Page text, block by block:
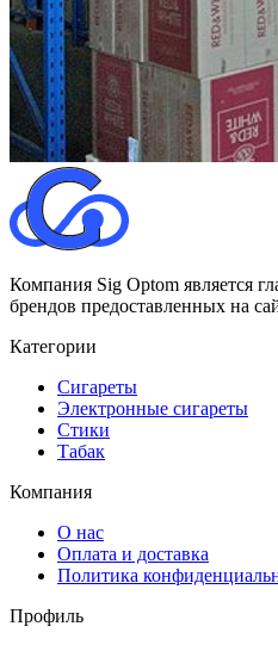
Компания Sig Optom является
брендов предоставленных на
Категории
Сигареты
Электронные сигареты
Стики
Табак
Компания
О нас
Оплата и доставка
Политика
Профиль